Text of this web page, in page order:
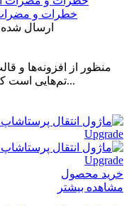
خطرات و مضرات
ارسال شده
منظور از افزونه‌ها و
تم‌هایی است که کدهای آن‌ها به صورت رمزگذاری شده...
خرید محصول
مشاهده بیشتر